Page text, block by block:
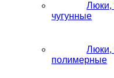
Люки,
чугунные
Люки,
полимерные